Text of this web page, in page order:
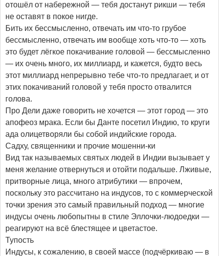
отошёл от набережной — тебя достанут рикши — тебя
не оставят в покое нигде.
Бить их бессмысленно, отвечать им что-то грубое
бессмысленно, отвечать им вообще хоть что-то — хоть
это будет лёгкое покачивание головой — бессмысленно
— их очень много, их миллиард, и кажется, будто весь
этот миллиард непрерывно тебе что-то предлагает, и от
этих покачиваний головой у тебя просто отвалится
голова.
Про Дели даже говорить не хочется — этот город — это
апофеоз мрака. Если бы Данте посетил Индию, то круги
ада олицетворяли бы собой индийские города.
Садху, священники и прочие мошенни-ки
Вид так называемых святых людей в Индии вызывает у
меня желание отвернуться и отойти подальше. Лживые,
притворные лица, много атрибутики — впрочем,
поскольку это рассчитано на индусов, то с коммерческой
точки зрения это самый правильный подход — многие
индусы очень любопытны в стиле Эллочки-людоедки —
реагируют на всё блестящее и цветастое.
Тупость
Индусы, к сожалению, в своей массе (подчёркиваю — в